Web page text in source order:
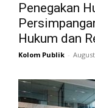
Penegakan
Hukum dan
Kolom Publik -